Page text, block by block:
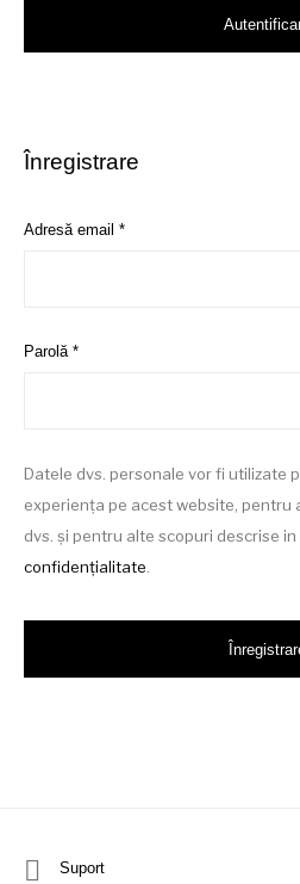
Înregistrare
Adresă email *Obligatoriu
Parolă *Obligatoriu
Datele dvs. personale vor fi utilizate
experiența pe acest website, pentru
dvs. și pentru alte scopuri descrise
confidențialitate
Suport